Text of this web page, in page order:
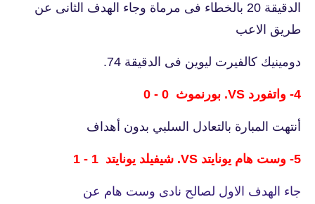
الدقيقة 20 بالخطاء فى مرماة وجاء الهدف الثانى عن
طريق الاعب
دومينيك كالفيرت ليوين فى الدقيقة 74.
4- واتفورد VS. بورنموث 0 - 0
أنتهت المبارة بالتعادل السلبي بدون أهداف
5- وست هام يونايتد VS. شيفيلد يونايتد 1 - 1
جاء الهدف الاول لصالح نادى وست هام عن